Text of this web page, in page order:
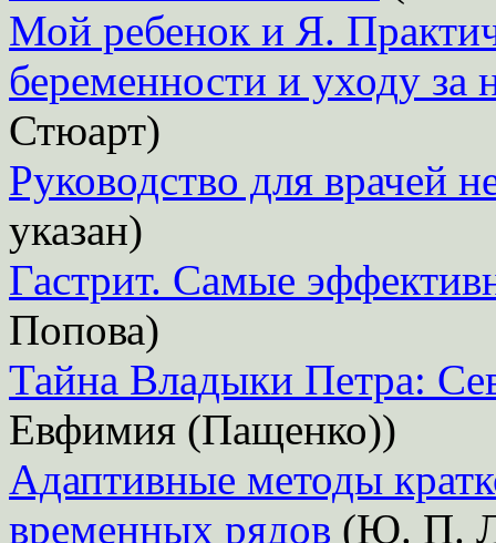
Мой ребенок и Я.
беременности и уходу
Стюарт)
Руководство для врачей
указан)
Гастрит. Самые
Попова)
Тайна Владыки Петра:
Евфимия (Пащенко))
Адаптивные методы
временных рядов (Ю. П.